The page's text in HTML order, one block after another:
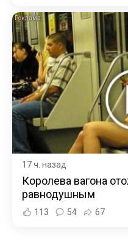
17 ч. назад
Королева вагона
равнодушным
113 54 67